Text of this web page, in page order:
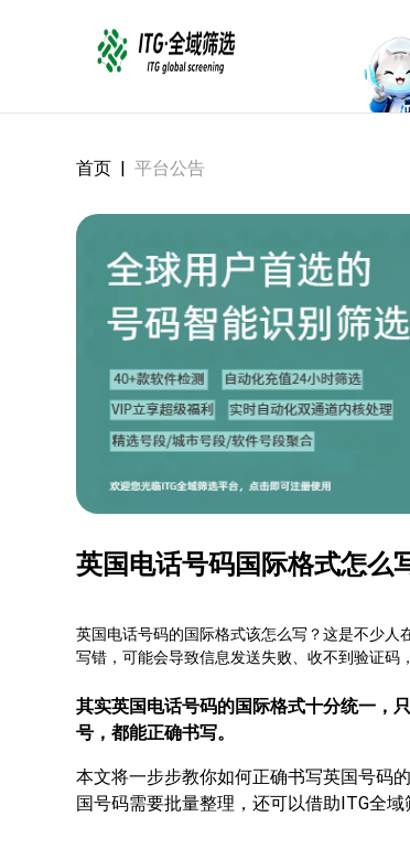
首页 | 平台公告
英国电话号码国际格式怎么
英国电话号码的国际格式该怎么写？这是不少
写错，可能会导致信息发送失败、收不到验证码
其实英国电话号码的国际格式十分统一，
号，都能正确书写。
本文将一步步教你如何正确书写英国号码
国号码需要批量整理，还可以借助ITG全